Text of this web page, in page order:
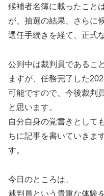
候補者名簿に載ったこと
が、抽選の結果、さらに
選任手続きを経て、正式
公判中は裁判員であるこ
ますが、任務完了した
可能ですので、今後裁判
と思います。
自分自身の覚書きとして
ちに記事を書いていきま
す。
今日のところは、
裁判員という貴重な体験